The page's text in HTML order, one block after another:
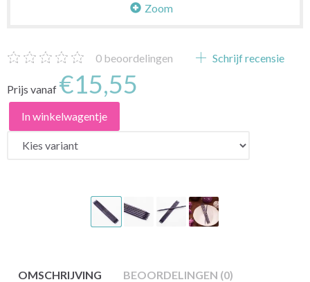
Zoom
0 beoordelingen Schrijf recensie
Prijs vanaf €15,55
In winkelwagentje
OMSCHRIJVING BEOORDELINGEN (0)